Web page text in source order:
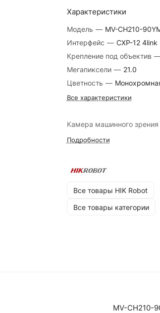
Характеристики
Модель — MV-CH210-
Интерфейс — CXP-12 4link
Крепление под объектив
Мегапиксели — 21.0
Цветность —
Все характеристики
Камера машинного зрения
Подробности
Все товары HIK Robot
Все товары категории
MV-CH210-